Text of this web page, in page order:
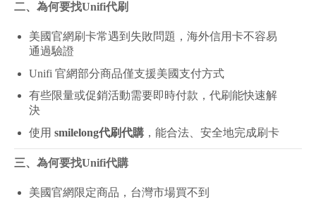
二、為何要找Unifi代刷
美國官網刷卡常遇到失敗問題，海外信用卡不容易
通過驗證
Unifi 官網部分商品僅支援美國支付方式
有些限量或促銷活動需要即時付款，代刷能快速解
決
使用 smilelong代刷代購，能合法、安全地完成刷卡
三、為何要找Unifi代購
美國官網限定商品，台灣市場買不到